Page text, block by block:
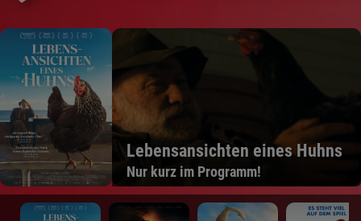
Lebensansichten eines Huhns
Nur kurz im Programm!